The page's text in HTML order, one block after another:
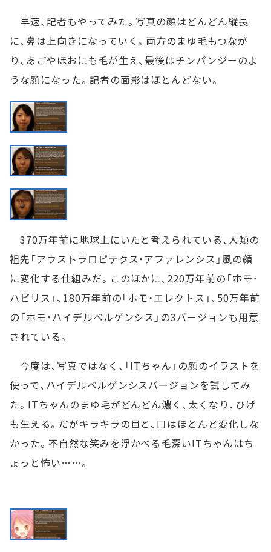
早速、記者もやってみた。写真の顔はどんどん縦長
に、鼻は上向きになっていく。両方のまゆ毛もつなが
り、あごやほおにも毛が生え、最後はチンパンジーのよ
うな顔になった。記者の面影はほとんどない。
370万年前に地球上にいたと考えられている、人類の
祖先「アウストラロピテクス・アファレンシス」風の顔
に変化する仕組みだ。このほかに、220万年前の「ホモ・
ハビリス」、180万年前の「ホモ・エレクトス」、50万年前
の「ホモ・ハイデルベルゲンシス」の3バージョンも用意
されている。
今度は、写真ではなく、「ITちゃん」の顔のイラストを
使って、ハイデルベルゲンシスバージョンを試してみ
た。ITちゃんのまゆ毛がどんどん濃く、太くなり、ひげ
も生える。だがキラキラの目と、口はほとんど変化しな
かった。不自然な笑みを浮かべる毛深いITちゃんはち
ょっと怖い……。